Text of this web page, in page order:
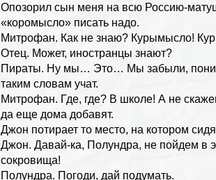
Опозорил сын меня на всю Россию-
«коромысло» писать надо.
Митрофан. Как не знаю? Курымысло!
Отец. Может, иностранцы знают?
Пираты. Ну мы… Это… Мы забыли,
таким словам учат.
Митрофан. Где, где? В школе! А не
да еще дома добавят.
Джон потирает то место, на котором
Джон. Давай-ка, Полундра, не пойдем в
сокровища!
Полундра. Погоди, дай подумать.